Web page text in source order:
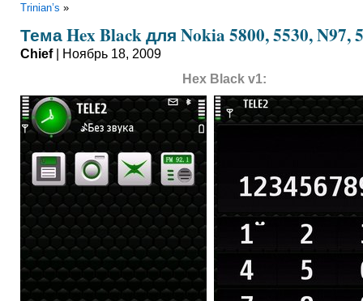
Trinian’s »
Тема Hex Black для Nokia 5800, 5530, N97,
Chief| Ноябрь 18, 2009
Hex Black v1: